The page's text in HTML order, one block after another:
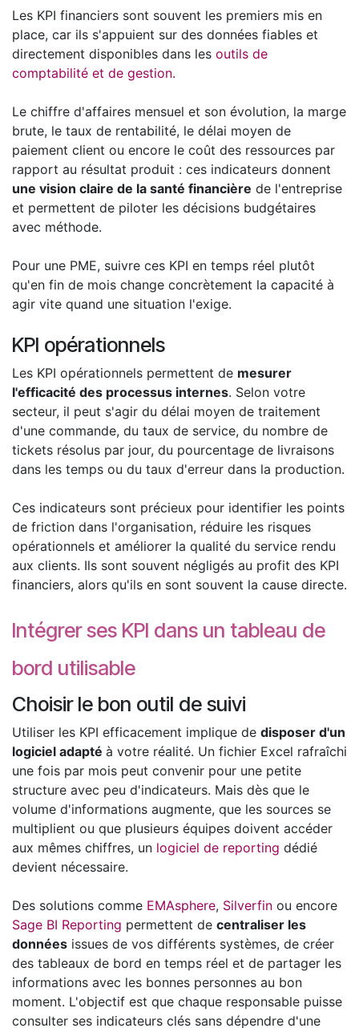
Les KPI financiers sont souvent les premiers mis en
place, car ils s'appuient sur des données fiables et
directement disponibles dans les outils de
comptabilité et de gestion.
Le chiffre d'affaires mensuel et son évolution, la marge
brute, le taux de rentabilité, le délai moyen de
paiement client ou encore le coût des ressources par
rapport au résultat produit : ces indicateurs donnent
une vision claire de la santé financière de l'entreprise
et permettent de piloter les décisions budgétaires
avec méthode.
Pour une PME, suivre ces KPI en temps réel plutôt
qu'en fin de mois change concrètement la capacité à
agir vite quand une situation l'exige.
KPI opérationnels
Les KPI opérationnels permettent de mesurer
l'efficacité des processus internes. Selon votre
secteur, il peut s'agir du délai moyen de traitement
d'une commande, du taux de service, du nombre de
tickets résolus par jour, du pourcentage de livraisons
dans les temps ou du taux d'erreur dans la production.
Ces indicateurs sont précieux pour identifier les points
de friction dans l'organisation, réduire les risques
opérationnels et améliorer la qualité du service rendu
aux clients. Ils sont souvent négligés au profit des KPI
financiers, alors qu'ils en sont souvent la cause directe.
Intégrer ses KPI dans un tableau de
bord utilisable
Choisir le bon outil de suivi
Utiliser les KPI efficacement implique de disposer d'un
logiciel adapté à votre réalité. Un fichier Excel rafraîchi
une fois par mois peut convenir pour une petite
structure avec peu d'indicateurs. Mais dès que le
volume d'informations augmente, que les sources se
multiplient ou que plusieurs équipes doivent accéder
aux mêmes chiffres, un logiciel de reporting dédié
devient nécessaire.
Des solutions comme EMAsphere, Silverfin ou encore
Sage BI Reporting permettent de centraliser les
données issues de vos différents systèmes, de créer
des tableaux de bord en temps réel et de partager les
informations avec les bonnes personnes au bon
moment. L'objectif est que chaque responsable puisse
consulter ses indicateurs clés sans dépendre d'une